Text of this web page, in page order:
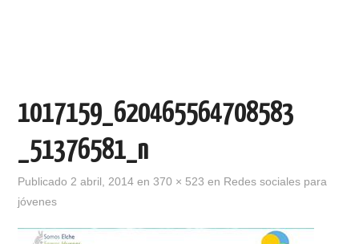
1017159_620465564708583
_51376581_n
Publicado 2 abril, 2014 en370 × 523 en Redes sociales para
jóvenes